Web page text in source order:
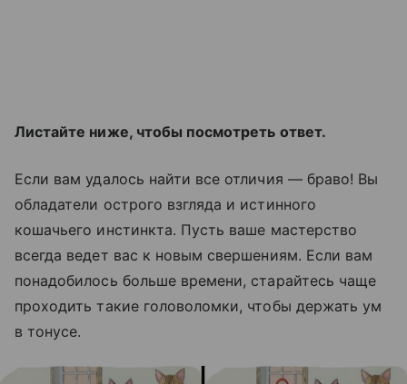
Листайте ниже, чтобы посмотреть ответ.
Если вам удалось найти все отличия — браво! Вы
обладатели острого взгляда и истинного
кошачьего инстинкта. Пусть ваше мастерство
всегда ведет вас к новым свершениям. Если вам
понадобилось больше времени, старайтесь чаще
проходить такие головоломки, чтобы держать ум
в тонусе.